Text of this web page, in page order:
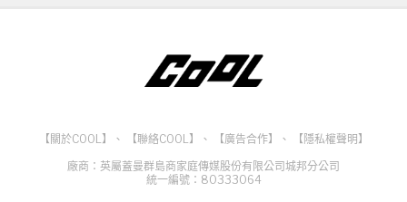
【關於COOL】 、 【聯絡COOL】 、 【廣告合作】 、
【隱私權聲明】
廠商：英屬蓋曼群島商家庭傳媒股份有限公司城邦分公司
統一編號：80333064